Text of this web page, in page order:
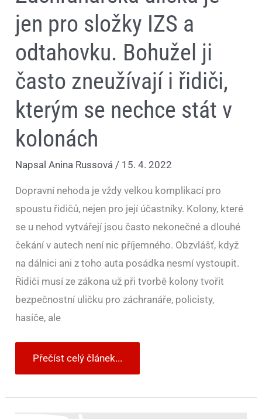
jen pro složky IZS a
odtahovku. Bohužel ji
často zneužívají i řidiči,
kterým se nechce stát v
kolonách
NapsalAnina Russová/ 15. 4. 2022
Dopravní nehoda je vždy velkou komplikací pro
spoustu řidičů, nejen pro její účastníky. Kolony, které
se u nehod vytvářejí jsou často nekonečné a dlouhé
čekání v autech není nic příjemného. Obzvlášť, když
na dálnici ani z toho auta posádka nesmí vystoupit.
Řidiči musí ze zákona už při tvorbě kolony tvořit
bezpečnostní uličku pro záchranáře, policisty,
hasiče, ale
Přečíst celý článek...